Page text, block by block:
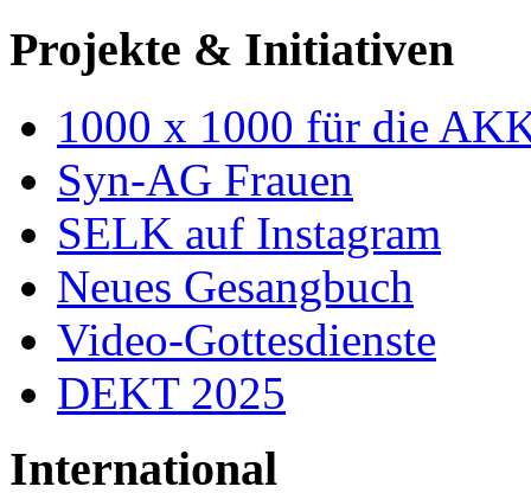
Projekte & Initiativen
1000 x 1000 für die
Syn-AG Frauen
SELK auf Instagram
Neues Gesangbuch
Video-Gottesdienste
DEKT 2025
International